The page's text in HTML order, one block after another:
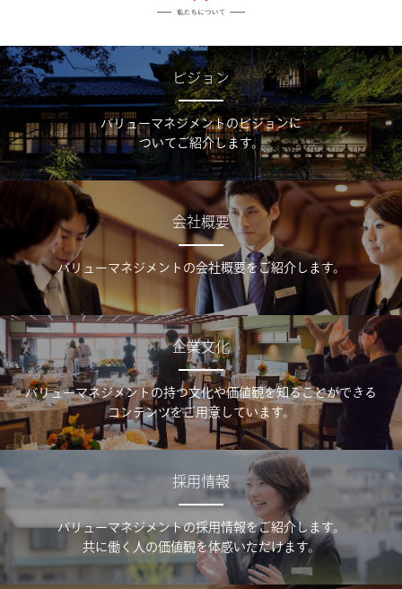
ビジョン
バリューマネジメントのビジョンに
ついてご紹介します。
会社概要
バリューマネジメントの会社概要をご紹介します。
企業文化
バリューマネジメントの持つ文化や価値観を知ることができる
コンテンツをご用意しています。
採用情報
バリューマネジメントの採用情報をご紹介します。
共に働く人の価値観を体感いただけます。